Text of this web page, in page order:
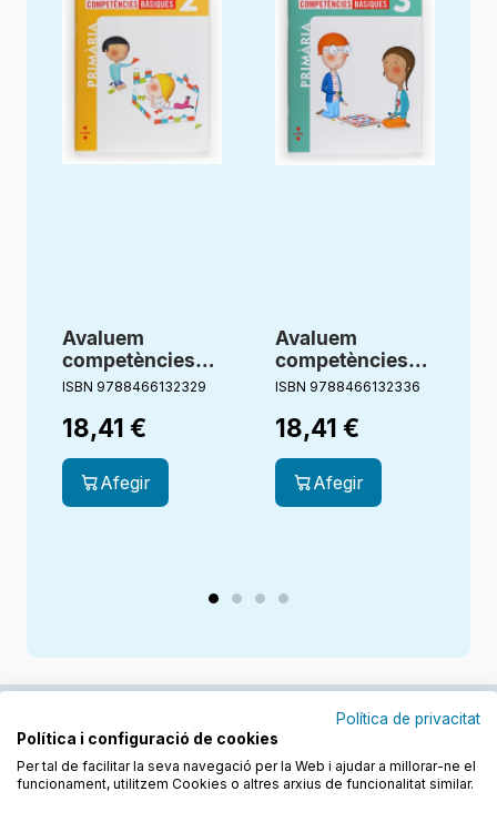
Avaluem
competències
bàsiques. 2
ISBN 9788466132329
18,41 €
Afegir
Avaluem
competències
bàsiques. 3
ISBN 9788466132336
18,41 €
Afegir
Descobreix els llibres a les llengües cooficials
Política de privacitat
Política i configuració de cookies
Per tal de facilitar la seva navegació per la Web i ajudar a millorar-ne el
funcionament, utilitzem Cookies o altres arxius de funcionalitat similar.